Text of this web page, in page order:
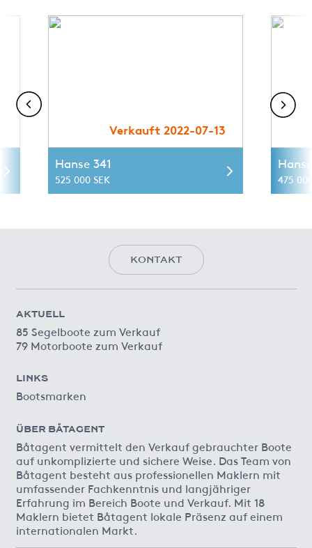
Verkauft 2022-07-13
Hanse 341
525 000 SEK 475
KONTAKT
AKTUELL
85 Segelboote zum Verkauf
79 Motorboote zum Verkauf
LINKS
Bootsmarken
ÜBER BÅTAGENT
Båtagent vermittelt den Verkauf gebrauchter Boote
auf unkomplizierte und sichere Weise. Das Team von
Båtagent besteht aus professionellen Maklern mit
umfassender Fachkenntnis und langjähriger
Erfahrung im Bereich Boote und Verkauf. Mit 18
Maklern bietet Båtagent lokale Präsenz auf einem
internationalen Markt.